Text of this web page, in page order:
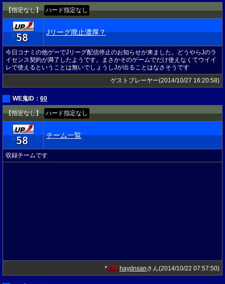
【指定なし】 ハード指定なし
★58 Jリーグ廃止濃厚？
今日コナミの他ゲーでJリーグ配信停止のお知らせが来ました。どうやらJのラ
イセンス契約が満了したようです。まさかそのゲームでだけ使えなくてウイイ
レで使えるということは無いでしょうしJが出ることはなさそうです
ゲストプレーヤー(2014/10/27 16:20:58)
WE鬼ID： 60
【指定なし】 ハード指定なし
★58 チーム一覧
収録チームです
★108 haydnsanさん(2014/10/22 07:57:50)